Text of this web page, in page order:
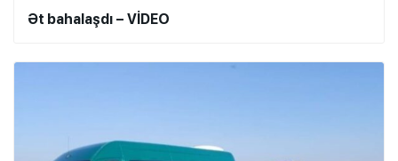
Ət bahalaşdı – VİDEO